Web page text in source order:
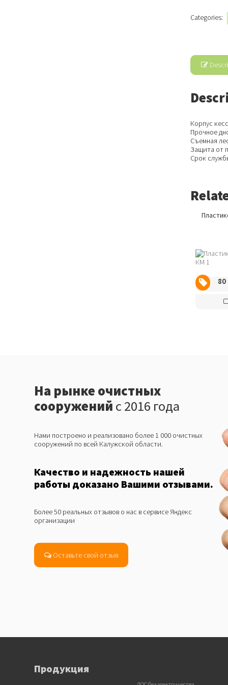
Categories:
Корпус
Прочное
Съемная
Защита от
Срок
80
На рынке очистных
сооружений с 2016 года
Нами построено и реализовано более 1 000 очистных
сооружений по всей Калужской области.
Качество и надежность нашей
работы доказано Вашими отзывами.
Более 50 реальных отзывов о нас в сервисе Яндекс
организации
Оставьте свой отзыв
Продукция